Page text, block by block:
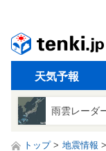
天気予報
雨雲レーダ
トップ 地震情報